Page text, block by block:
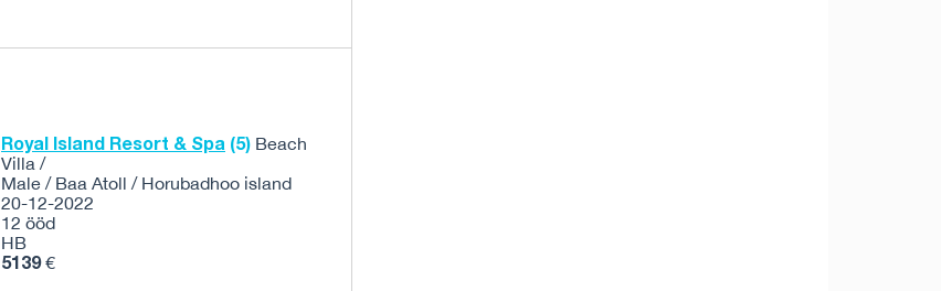
Royal Island Resort & Spa (5) Beach
Villa /
Male / Baa Atoll / Horubadhoo island
20-12-2022
12 ööd
HB
5139€